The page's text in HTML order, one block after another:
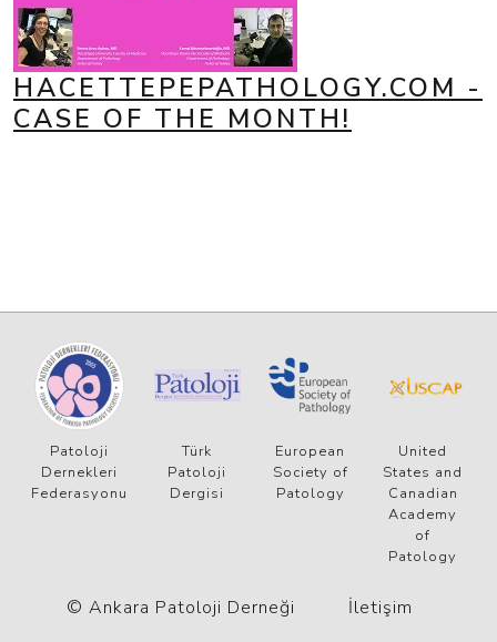
HACETTEPEPATHOLOGY.COM -
CASE OF THE MONTH!
Patoloji
Dernekleri
Federasyonu
Türk
Patoloji
Dergisi
European
Society of
Patology
United
States and
Canadian
Academy
of
Patology
© Ankara Patoloji Derneği
İletişim